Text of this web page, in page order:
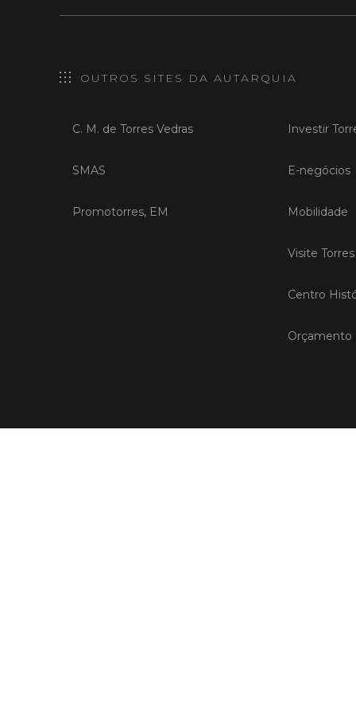
OUTROS SITES DA AUTARQUIA
C. M. de Torres Vedras
SMAS
Promotorres, EM
Investir
E-negócios
Mobilidade
Visite
Centro
Orçamento